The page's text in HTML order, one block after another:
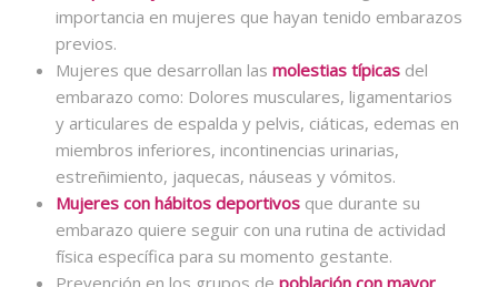
importancia en mujeres que hayan tenido embarazos
previos.
Mujeres que desarrollan las molestias típicas del
embarazo como: Dolores musculares, ligamentarios
y articulares de espalda y pelvis, ciáticas, edemas en
miembros inferiores, incontinencias urinarias,
estreñimiento, jaquecas, náuseas y vómitos.
Mujeres con hábitos deportivos que durante su
embarazo quiere seguir con una rutina de actividad
física específica para su momento gestante.
Prevención en los grupos de población con mayor